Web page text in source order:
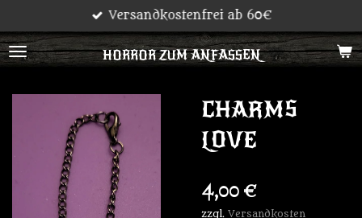
Hauptinhalt
springen
HORROR ZUM ANFASSEN
Versandkostenfrei ab 60€
CHARMS
LOVE
4,00 €
zzgl. Versandkosten